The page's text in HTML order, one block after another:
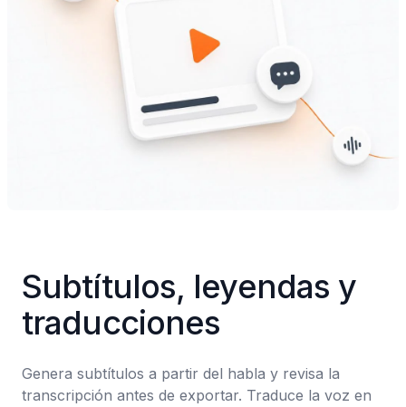
Subtítulos, leyendas y
traducciones
Genera subtítulos a partir del habla y revisa la
transcripción antes de exportar. Traduce la voz en